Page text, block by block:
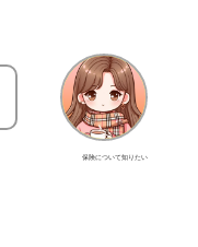
保険について知りたい